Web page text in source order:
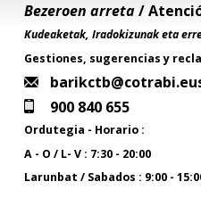
Bezeroen arreta/
Kudeaketak, Iradokizunak eta
Gestiones, sugerencias y
900 840 655
Ordutegia - Horario :
A - O / L- V : 7:30 - 20:00
Larunbat / Sabados : 9:00 -